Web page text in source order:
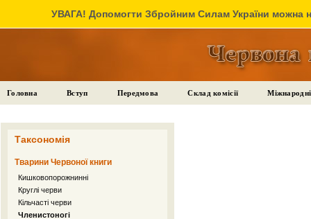
УВАГА! Допомогти Збройним Силам України можна
Головна Вступ Передмова Склад комісії
Таксономія
Тварини Червоної книги
Кишковопорожнинні
Круглі черви
Кільчасті черви
Членистоногі